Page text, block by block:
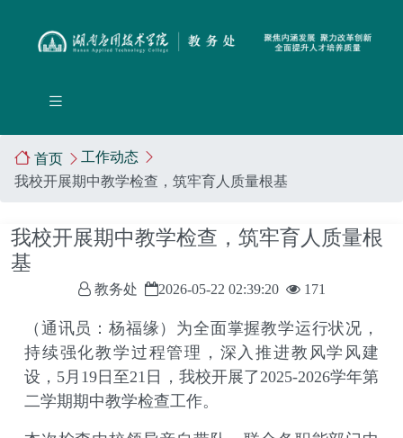
首页
工作动态
我校开展期中教学检查，筑牢育人质量根基
我校开展期中教学检查，筑牢育人质量根
基
教务处 2026-05-22 02:39:20 171
（通讯员：杨福缘）为全面掌握教学运行状况，
持续强化教学过程管理，深入推进教风学风建
设， 5月 19 日至21 日，我校开展了2025-2026学年第
二学期期中教学检查工作。